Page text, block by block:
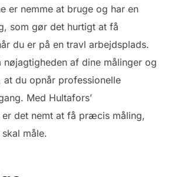
er nemme at bruge og har en
som gør det hurtigt at få
du er på en travl arbejdsplads.
nøjagtigheden af dine målinger og
du opnår professionelle
Med Hultafors’
er det nemt at få præcis måling,
måle.